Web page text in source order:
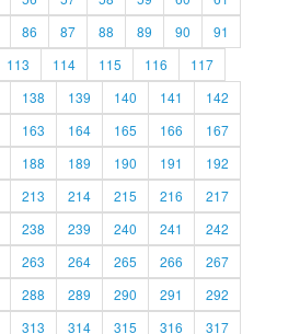
86 87 88 89 90
91
113 114 115 116
117
138 139 140 141
142
163 164 165 166
167
188 189 190 191
192
213 214 215 216
217
238 239 240 241
242
263 264 265 266
267
288 289 290 291
292
313 314 315 316 317